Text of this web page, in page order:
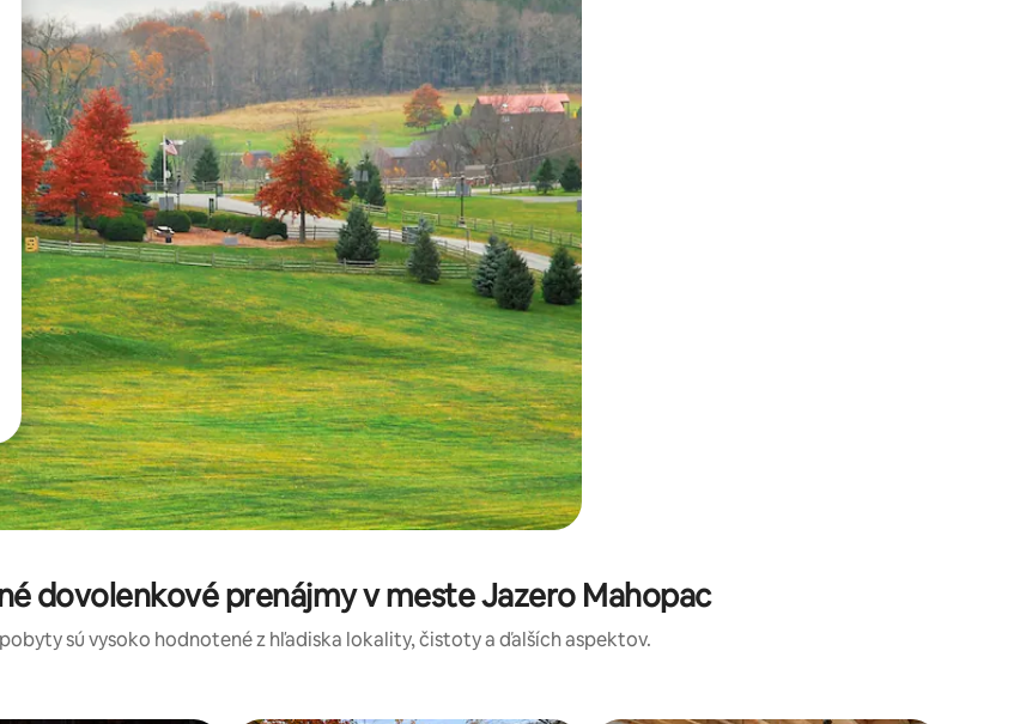
pomocou klávesov so šípkami nahor a nadol alebo ich preskúmať pomocou dotykových gest či potiahnutia prstom.
dovolenkové prenájmy v meste Jazero Mahopac
sú vysoko hodnotené z hľadiska lokality, čistoty a ďalších aspektov.